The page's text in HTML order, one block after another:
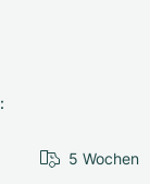
:
5 Wochen